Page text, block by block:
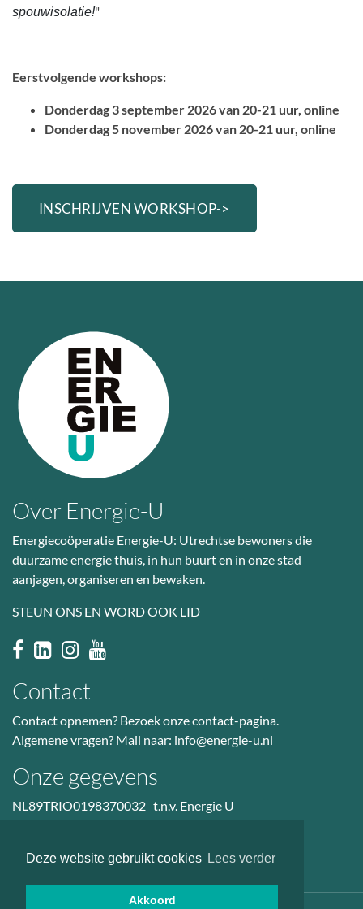
Deze website gebruikt cookies Lees verder
Akkoord
spouwisolatie!"
Eerstvolgende workshops:
Donderdag 3 september 2026 van 20-21 uur, online
Donderdag 5 november 2026 van 20-21 uur, online
INSCHRIJVEN WORKSHOP->
Over Energie-U
Energiecoöperatie Energie-U: Utrechtse bewoners die
duurzame energie thuis, in hun buurt en in onze stad
aanjagen, organiseren en bewaken.
STEUN ONS EN WORD OOK LID
Contact
Contact opnemen? Bezoekonze contact-pagina.
Algemene vragen? Mail naar: info@energie-u.nl
Onze gegevens
NL89TRIO0198370032 t.n.v. Energie U